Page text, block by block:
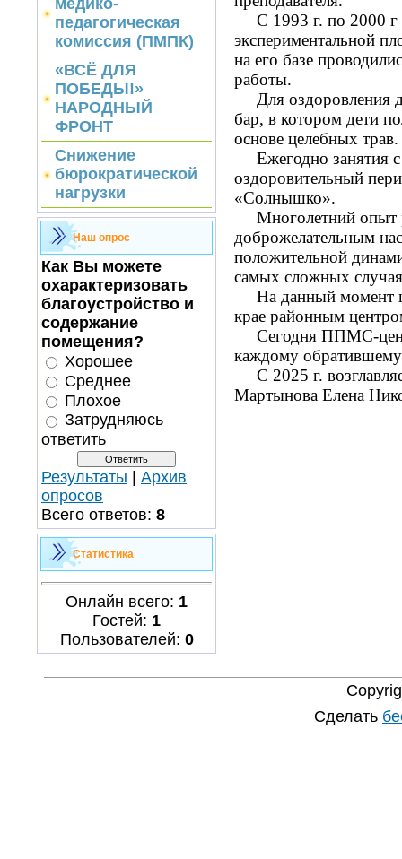
медико-
педагогическая
комиссия (ПМПК)
«ВСЁ ДЛЯ
ПОБЕДЫ!»
НАРОДНЫЙ
ФРОНТ
Снижение
бюрократической
нагрузки
Наш опрос
Как Вы можете
охарактеризовать
благоустройство и
содержание
помещения?
Хорошее
Среднее
Плохое
Затрудняюсь
ответить
Результаты | Архив
опросов
Всего ответов: 8
Статистика
Онлайн всего: 1
Гостей: 1
Пользователей: 0
С 1993 г. по 2000 г
экспериментальной
на его базе
работы.
Для оздоровления
бар, в котором дети
основе целебных трав.
Ежегодно занятия с
оздоровительный
«Солнышко».
Многолетний опыт
доброжелательным
положительной
самых сложных
На данный момент
крае районным
Сегодня ППМС-
каждому
С 2025 г.
Мартынова Елена
Сделать